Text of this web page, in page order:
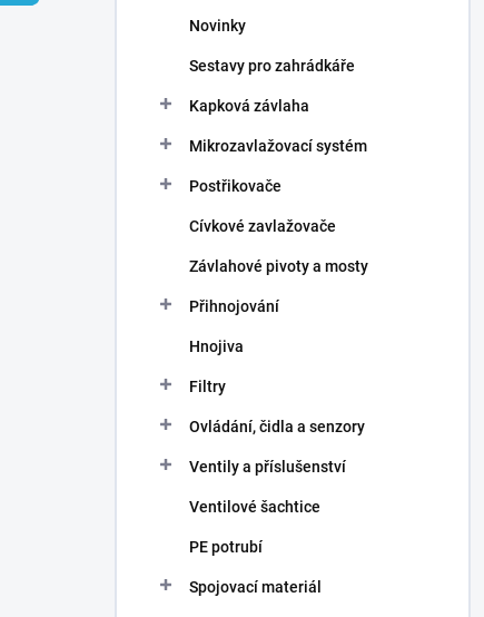
Novinky
Sestavy pro zahrádkáře
Kapková závlaha
Mikrozavlažovací systém
Postřikovače
Cívkové zavlažovače
Závlahové pivoty a mosty
Přihnojování
Hnojiva
Filtry
Ovládání, čidla a senzory
Ventily a příslušenství
Ventilové šachtice
PE potrubí
Spojovací materiál